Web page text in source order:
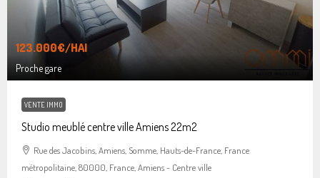
123.000€/HAI
Proche gare
VENTE IMMO
Studio meublé centre ville Amiens 22m2
Rue des Jacobins, Amiens, Somme, Hauts-de-France, France
métropolitaine, 80000, France, Amiens - Centre ville